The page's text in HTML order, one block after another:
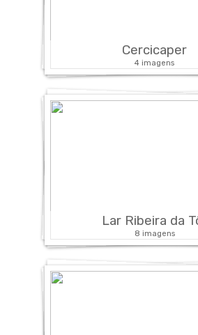
Cercicaper
4 imagens
Lar Ribeira da
8 imagens